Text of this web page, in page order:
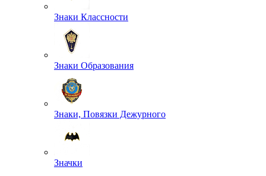
Знаки Классности
Знаки Образования
Знаки, Повязки Дежурного
Значки